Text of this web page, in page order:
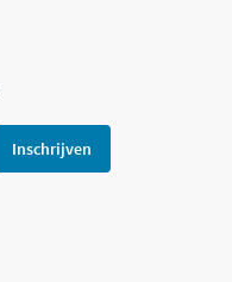
Inschrijven